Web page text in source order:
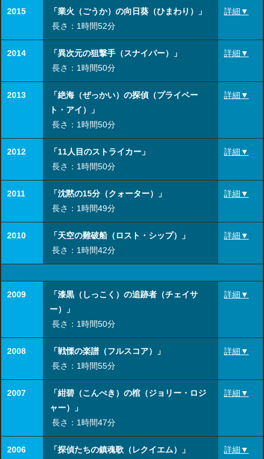
2015
「業火（ごうか）の向日葵（ひまわり）」
長さ：1時間52分
詳細▼
2014
「異次元の狙撃手（スナイパー）」
長さ：1時間50分
詳細▼
2013
「絶海（ぜっかい）の探偵（プライベー
ト・アイ）」
長さ：1時間50分
詳細▼
2012
「11人目のストライカー」
長さ：1時間50分
詳細▼
2011
「沈黙の15分（クォーター）」
長さ：1時間49分
詳細▼
2010
「天空の難破船（ロスト・シップ）」
長さ：1時間42分
詳細▼
2009
「漆黒（しっこく）の追跡者（チェイサ
ー）」
長さ：1時間50分
詳細▼
2008
「戦慄の楽譜（フルスコア）」
長さ：1時間55分
詳細▼
2007
「紺碧（こんぺき）の棺（ジョリー・ロジ
ャー）」
長さ：1時間47分
詳細▼
2006
「探偵たちの鎮魂歌（レクイエム）」
詳細▼